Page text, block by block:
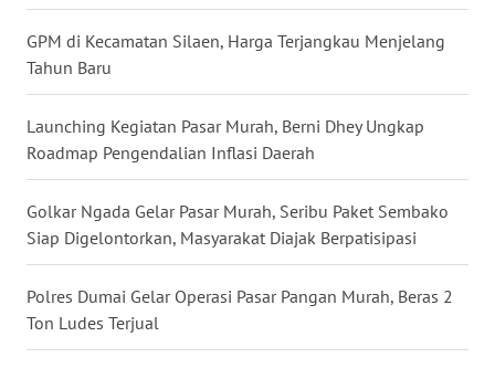
GPM di Kecamatan Silaen, Harga Terjangkau Menjelang
Tahun Baru
Launching Kegiatan Pasar Murah, Berni Dhey Ungkap
Roadmap Pengendalian Inflasi Daerah
Golkar Ngada Gelar Pasar Murah, Seribu Paket Sembako
Siap Digelontorkan, Masyarakat Diajak Berpatisipasi
Polres Dumai Gelar Operasi Pasar Pangan Murah, Beras 2
Ton Ludes Terjual
WN
NUSANTARA
WN
JOGJA
WN
JATIM
WN
BALI